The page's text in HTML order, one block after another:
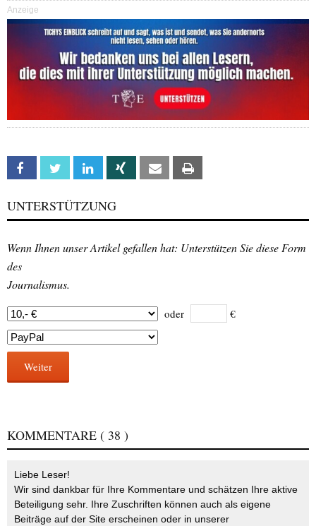
Anzeige
Facebook Twitter Linkedin Xing Email
UNTERSTÜTZUNG
Wenn Ihnen unser Artikel gefallen hat: Unterstützen Sie diese Form
des
Journalismus.
oder €
Weiter
KOMMENTARE ( 38 )
Liebe Leser!
Wir sind dankbar für Ihre Kommentare und schätzen Ihre aktive
Beteiligung sehr. Ihre Zuschriften können auch als eigene
Beiträge auf der Site erscheinen oder in unserer